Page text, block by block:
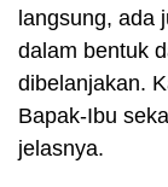
langsung, ada
dalam bentuk
dibelanjakan.
Bapak-Ibu
jelasnya.